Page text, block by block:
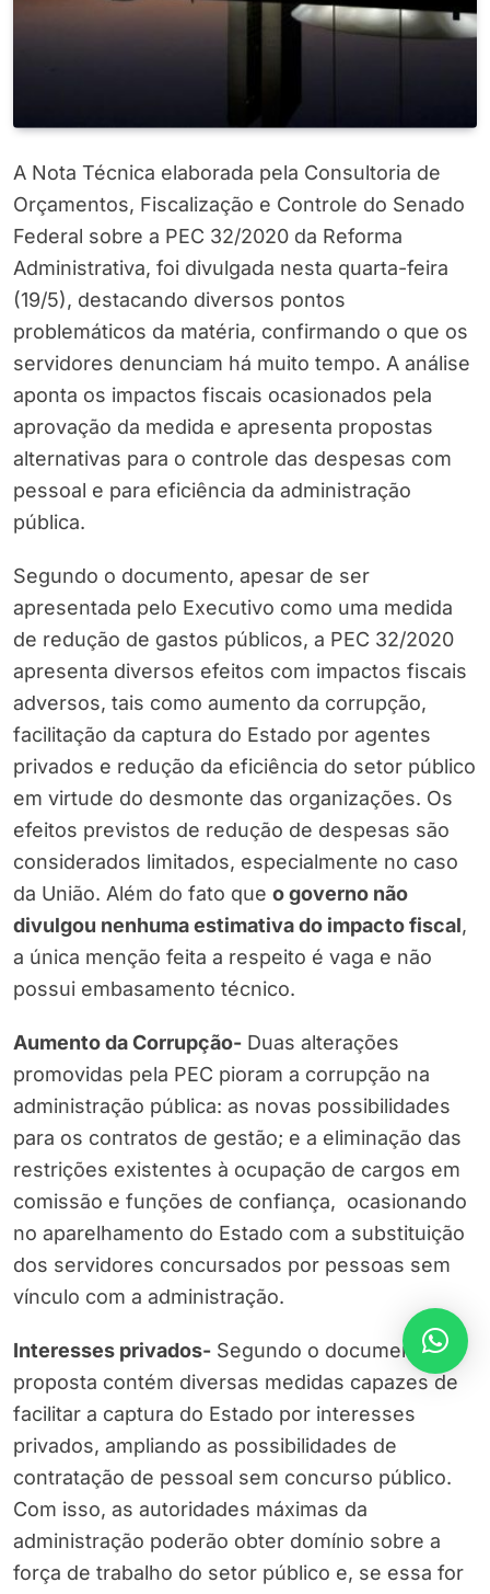
A Nota Técnica elaborada pela Consultoria de
Orçamentos, Fiscalização e Controle do Senado
Federal sobre a PEC 32/2020 da Reforma
Administrativa, foi divulgada nesta quarta-feira
(19/5), destacando diversos pontos
problemáticos da matéria, confirmando o que os
servidores denunciam há muito tempo. A análise
aponta os impactos fiscais ocasionados pela
aprovação da medida e apresenta propostas
alternativas para o controle das despesas com
pessoal e para eficiência da administração
pública.
Segundo o documento, apesar de ser
apresentada pelo Executivo como uma medida
de redução de gastos públicos, a PEC 32/2020
apresenta diversos efeitos com impactos fiscais
adversos, tais como aumento da corrupção,
facilitação da captura do Estado por agentes
privados e redução da eficiência do setor público
em virtude do desmonte das organizações. Os
efeitos previstos de redução de despesas são
considerados limitados, especialmente no caso
da União. Além do fato que o governo não
divulgou nenhuma estimativa do impacto fiscal,
a única menção feita a respeito é vaga e não
possui embasamento técnico.
Aumento da Corrupção- Duas alterações
promovidas pela PEC pioram a corrupção na
administração pública: as novas possibilidades
para os contratos de gestão; e a eliminação das
restrições existentes à ocupação de cargos em
comissão e funções de confiança, ocasionando
no aparelhamento do Estado com a substituição
dos servidores concursados por pessoas sem
vínculo com a administração.
Interesses privados- Segundo o documento, a
proposta contém diversas medidas capazes de
facilitar a captura do Estado por interesses
privados, ampliando as possibilidades de
contratação de pessoal sem concurso público.
Com isso, as autoridades máximas da
administração poderão obter domínio sobre a
força de trabalho do setor público e, se essa for